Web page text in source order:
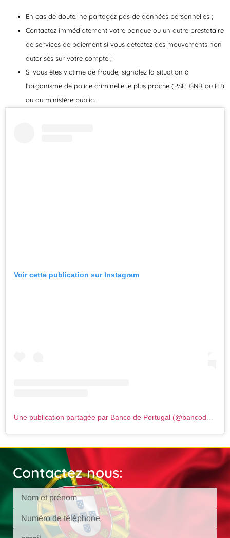
En cas de doute, ne partagez pas de données personnelles ;
Contactez immédiatement votre banque ou un autre prestataire
de services de paiement si vous détectez des mouvements non
autorisés sur votre compte ;
Si vous êtes victime de fraude, signalez la situation à
l’organisme de police criminelle le plus proche (PSP, GNR ou PJ)
ou au ministère public.
Voir cette publication sur Instagram
Une publication partagée par Banco de Portugal (@bancodeportugaloficial)
Contactez nous: